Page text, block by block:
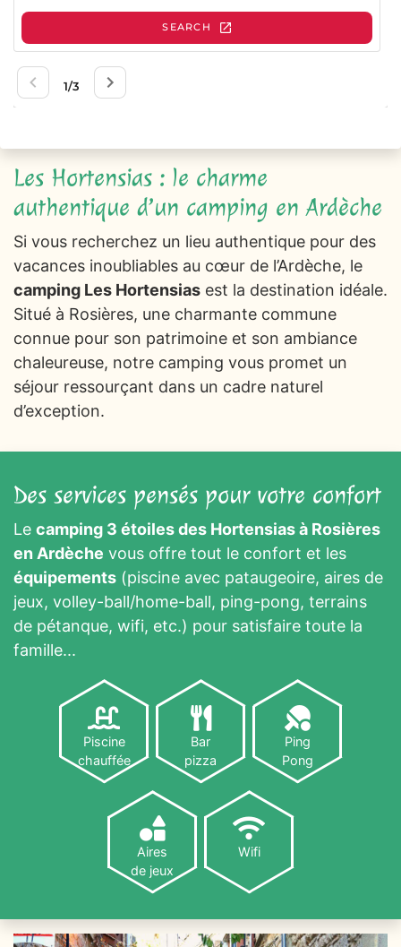
Les Hortensias : le charme
authentique d’un camping en Ardèche
Si vous recherchez un lieu authentique pour des
vacances inoubliables au cœur de l’Ardèche, le
camping Les Hortensias est la destination idéale.
Situé à Rosières, une charmante commune
connue pour son patrimoine et son ambiance
chaleureuse, notre camping vous promet un
séjour ressourçant dans un cadre naturel
d’exception.
Des services pensés pour votre confort
Le camping 3 étoiles des Hortensias à Rosières
en Ardèche vous offre tout le confort et les
équipements (piscine avec pataugeoire, aires de
jeux, volley-ball/home-ball, ping-pong, terrains
de pétanque, wifi, etc.) pour satisfaire toute la
famille...
Piscine
chauffée
Bar
pizza
Ping
Pong
Aires
de jeux
Wifi